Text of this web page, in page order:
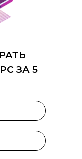
ЗА 5